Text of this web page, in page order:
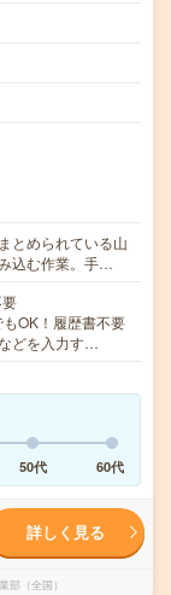
とめられている山
込む作業。手…
OK！履歴書不要
どを入力す…
50代 60代
詳しく見る
（全国）